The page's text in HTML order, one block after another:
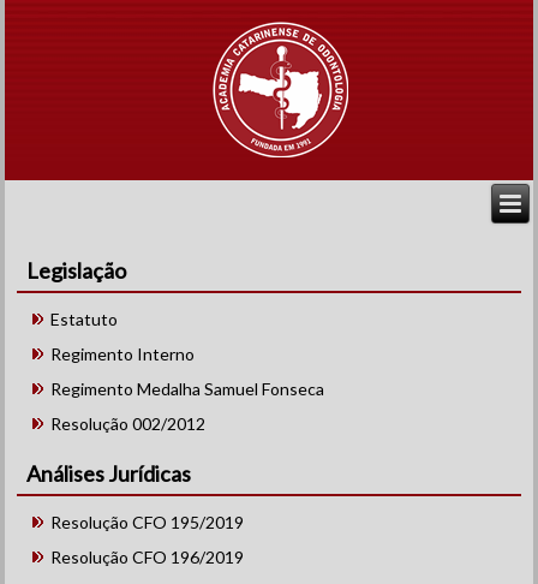
Legislação
Estatuto
Regimento Interno
Regimento Medalha Samuel Fonseca
Resolução 002/2012
Análises Jurídicas
Resolução CFO 195/2019
Resolução CFO 196/2019